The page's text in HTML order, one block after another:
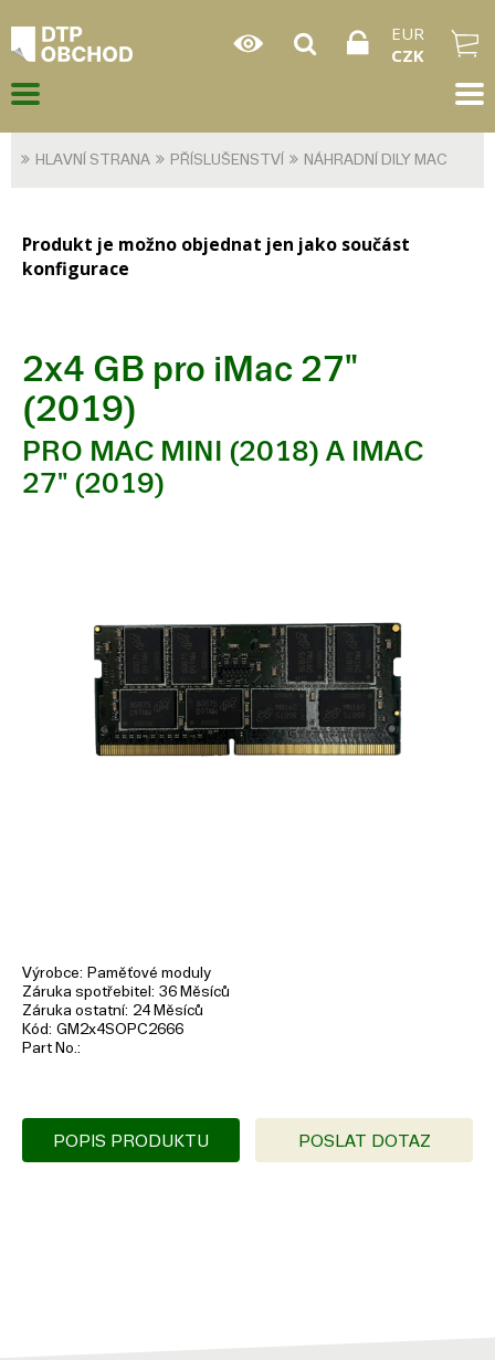
EUR
CZK
HLAVNÍ STRANA PŘÍSLUŠENSTVÍ NÁHRADNÍ DILY MAC
Produkt je možno objednat jen jako součást
konfigurace
2x4 GB pro iMac 27"
(2019)
PRO MAC MINI (2018) A IMAC
27" (2019)
Výrobce
Paměťové moduly
Záruka spotřebitel
36 Měsíců
Záruka ostatní 24 Měsíců
Kód GM2x4SOPC2666
Part No.
POPIS PRODUKTU POSLAT DOTAZ